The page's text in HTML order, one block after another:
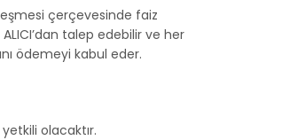
çerçevesinde faiz
talep edebilir ve her
ödemeyi kabul eder.
olacaktır.